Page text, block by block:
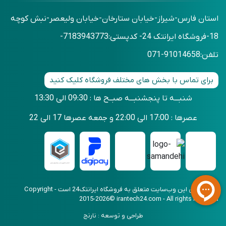
استان فارس-شیراز-خیابان ستارخان-خیابان ولیعصر-نبش کوچه
18-فروشگاه ایرانتک 24- کدپستی:7183943773-
تلفن:91014658-071
برای تماس با بخش های مختلف فروشگاه کلیک کنید
شنبـــه تا پنجشنبـــه صبــح ها : 09:30 الی 13:30
عصرها : 17:00 الی 22:00 و جمعه عصرها 17 الی 22
کلیه حقوق این وب‌سایت متعلق به فروشگاه ایرانتک24 است - Copyright
2015-2026© irantech24.com - All rights reserved
طراحی و توسعه : نارنج